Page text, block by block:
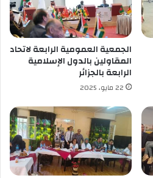
الجمعية العمومية الرابعة لاتحاد
المقاولين بالدول الإسلامية
الرابعة بالجزائر
22 مايو، 2025